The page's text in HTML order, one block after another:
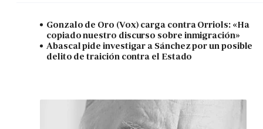
Gonzalo de Oro (Vox) carga contra Orriols: «Ha
copiado nuestro discurso sobre inmigración»
Abascal pide investigar a Sánchez por un posible
delito de traición contra el Estado